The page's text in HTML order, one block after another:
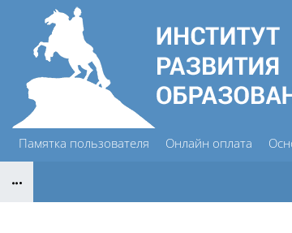
Перейти к основному содержанию
Памятка пользователя Онлайн оплата